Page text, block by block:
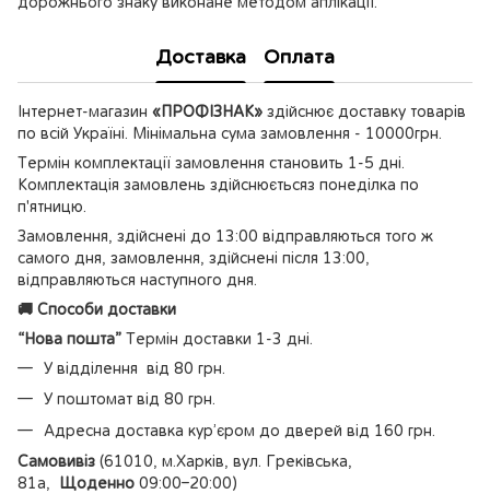
Доставка Оплата
Інтернет-магазин «ПРОФІЗНАК» здійснює доставку товарів
по всій Україні. Мінімальна сума замовлення - 10000грн.
Термін комплектації замовлення становить 1-5 дні.
Комплектація замовлень здійснюєтьсяз понеділка по
п'ятницю.
Замовлення, здійснені до 13:00 відправляються того ж
самого дня, замовлення, здійснені після 13:00,
відправляються наступного дня.
🚚 Способи доставки
“Нова пошта” Термін доставки 1-3 дні.
У відділення від 80 грн.
У поштомат від 80 грн.
Адресна доставка кур’єром до дверей від 160 грн.
Самовивіз (61010, м.Харків, вул. Греківська,
81а,
Щоденно 09:00–20:00)